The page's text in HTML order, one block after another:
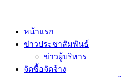
หน้าแรก
ข่าวประชาสัมพันธ์
ข่าวผู้บริหาร
จัดซื้อจัดจ้าง